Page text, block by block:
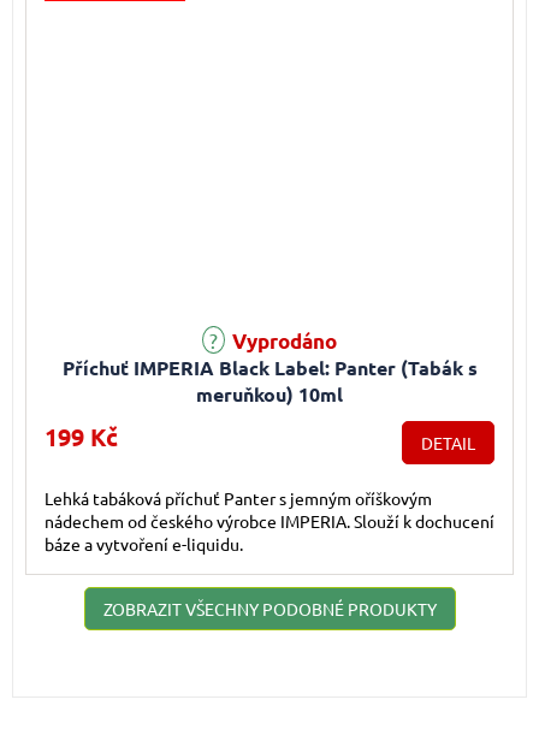
Příchuť IMPERIA Black Label: Panter (Tabák s
meruňkou) 10ml
Vyprodáno
199 Kč DETAIL
Lehká tabáková příchuť Panter s jemným oříškovým
nádechem od českého výrobce IMPERIA. Slouží k dochucení
báze a vytvoření e-liquidu.
ZOBRAZIT VŠECHNY PODOBNÉ PRODUKTY